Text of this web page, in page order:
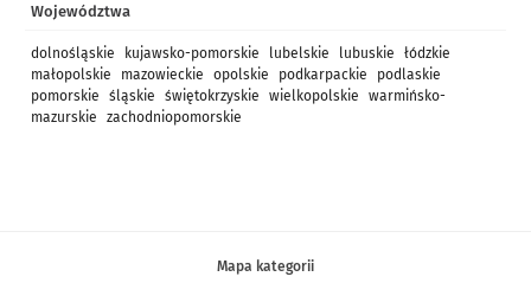
Województwa
dolnośląskie kujawsko-pomorskie lubelskie lubuskie
łódzkie
małopolskie
mazowieckie opolskie podkarpackie
podlaskie
pomorskie
śląskie świętokrzyskie wielkopolskie
warmińsko-
mazurskie
zachodniopomorskie
Mapa kategorii